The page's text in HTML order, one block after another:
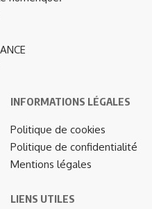
INFORMATIONS LÉGALES
Politique de cookies
Politique de confidentialité
Mentions légales
LIENS UTILES